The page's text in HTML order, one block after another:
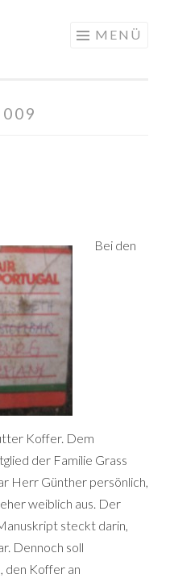
MENÜ
Bei den
Koffer. Dem
der Familie Grass
Herr Günther persönlich,
weiblich aus. Der
steckt darin,
Dennoch soll
den Koffer an